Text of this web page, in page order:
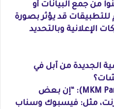
من جمع البيانات أو
قد يؤثر بصورة
الإعلانية وبالتحديد
الجديدة من آبل في
يقول محللو شركة (MKM Partners): “إن بعض
مثل: فيسبوك وسناب